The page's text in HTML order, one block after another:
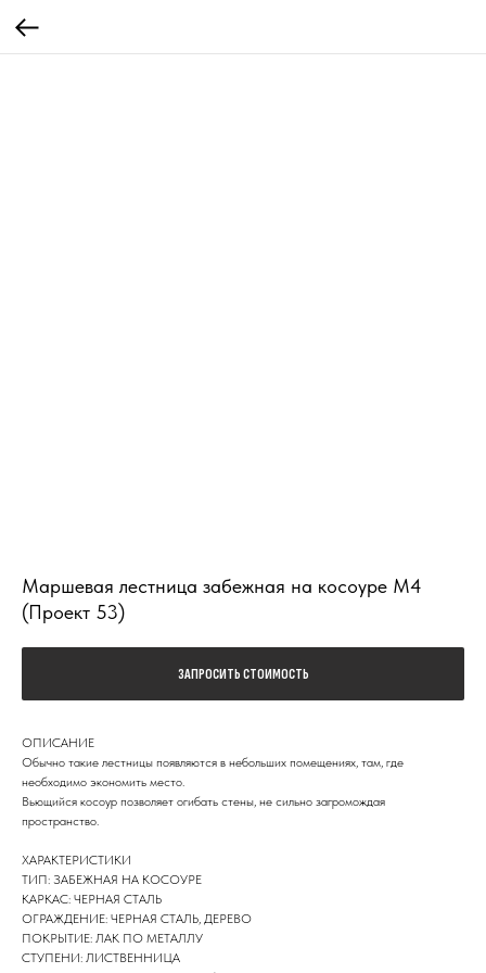
Маршевая лестница забежная на косоуре М4
(Проект 53)
ЗАПРОСИТЬ СТОИМОСТЬ
ОПИСАНИЕ
Обычно такие лестницы появляются в небольших помещениях, там, где
необходимо экономить место.
Вьющийся косоур позволяет огибать стены, не сильно загромождая
пространство.
ХАРАКТЕРИСТИКИ
ТИП: ЗАБЕЖНАЯ НА КОСОУРЕ
КАРКАС: ЧЕРНАЯ СТАЛЬ
ОГРАЖДЕНИЕ: ЧЕРНАЯ СТАЛЬ, ДЕРЕВО
ПОКРЫТИЕ: ЛАК ПО МЕТАЛЛУ
СТУПЕНИ: ЛИСТВЕННИЦА